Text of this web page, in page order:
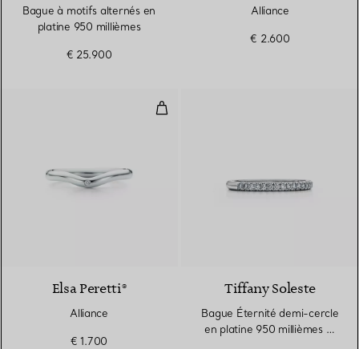
Bague à motifs alternés en
platine 950 millièmes
€ 25.900
Alliance
€ 2.600
Alliance
Elsa Peretti®
Alliance
€ 1.700
Tiffany Soleste
Bague Éternité demi-cercle
en platine 950 millièmes et